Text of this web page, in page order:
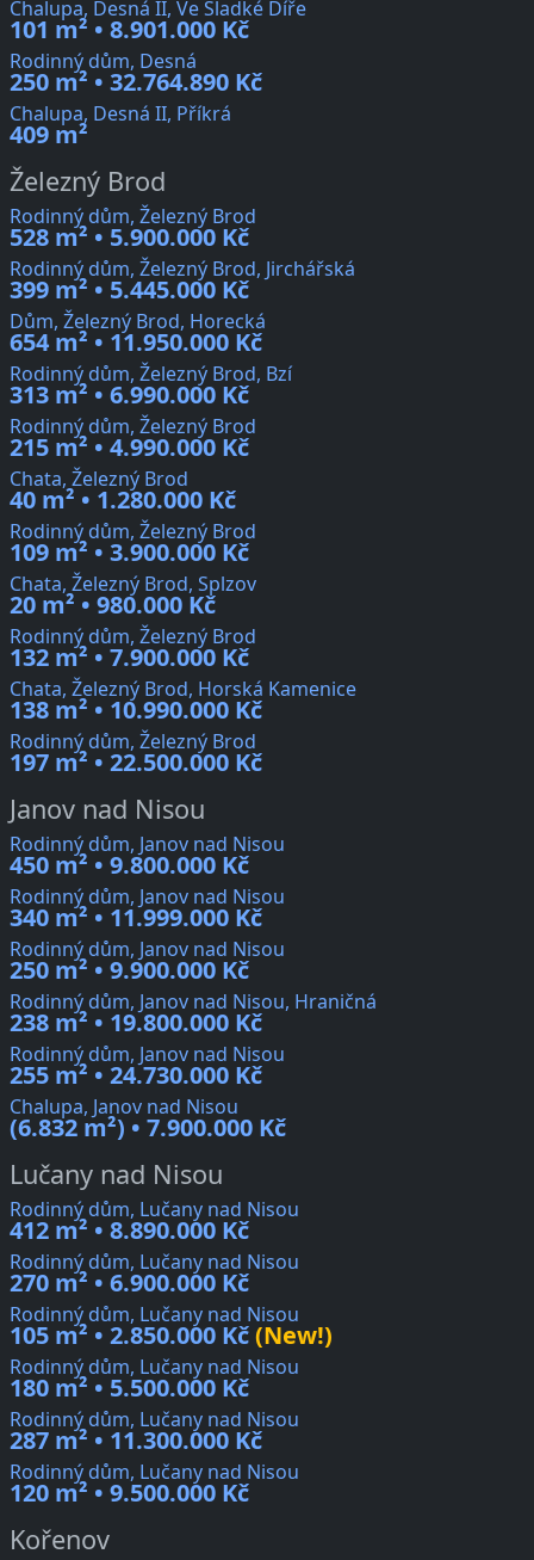
Chalupa, Desná II, Ve Sladké Díře
101 m² • 8.901.000 Kč
Rodinný dům, Desná
250 m² • 32.764.890 Kč
Chalupa, Desná II, Příkrá
409 m²
Železný Brod
Rodinný dům, Železný Brod
528 m² • 5.900.000 Kč
Rodinný dům, Železný Brod, Jirchářská
399 m² • 5.445.000 Kč
Dům, Železný Brod, Horecká
654 m² • 11.950.000 Kč
Rodinný dům, Železný Brod, Bzí
313 m² • 6.990.000 Kč
Rodinný dům, Železný Brod
215 m² • 4.990.000 Kč
Chata, Železný Brod
40 m² • 1.280.000 Kč
Rodinný dům, Železný Brod
109 m² • 3.900.000 Kč
Chata, Železný Brod, Splzov
20 m² • 980.000 Kč
Rodinný dům, Železný Brod
132 m² • 7.900.000 Kč
Chata, Železný Brod, Horská Kamenice
138 m² • 10.990.000 Kč
Rodinný dům, Železný Brod
197 m² • 22.500.000 Kč
Janov nad Nisou
Rodinný dům, Janov nad Nisou
450 m² • 9.800.000 Kč
Rodinný dům, Janov nad Nisou
340 m² • 11.999.000 Kč
Rodinný dům, Janov nad Nisou
250 m² • 9.900.000 Kč
Rodinný dům, Janov nad Nisou, Hraničná
238 m² • 19.800.000 Kč
Rodinný dům, Janov nad Nisou
255 m² • 24.730.000 Kč
Chalupa, Janov nad Nisou
(6.832 m²) • 7.900.000 Kč
Lučany nad Nisou
Rodinný dům, Lučany nad Nisou
412 m² • 8.890.000 Kč
Rodinný dům, Lučany nad Nisou
270 m² • 6.900.000 Kč
Rodinný dům, Lučany nad Nisou
105 m² • 2.850.000 Kč(New!)
Rodinný dům, Lučany nad Nisou
180 m² • 5.500.000 Kč
Rodinný dům, Lučany nad Nisou
287 m² • 11.300.000 Kč
Rodinný dům, Lučany nad Nisou
120 m² • 9.500.000 Kč
Kořenov